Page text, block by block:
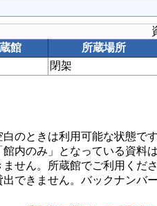
館 所蔵場所
閉架
白のときは利用可能な状態です
館内のみ」となっている資
せん。所蔵館でご利用くださ
できません。バックナンバ